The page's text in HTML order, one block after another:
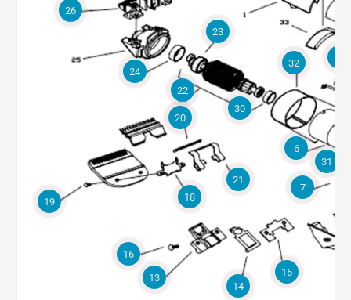
7
32
20
30
16
23
22
14
18
19
15
13
24
26
21
31
6